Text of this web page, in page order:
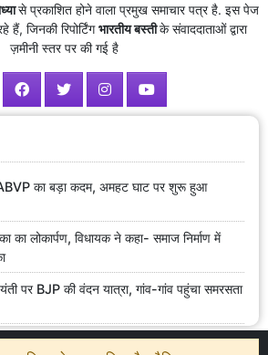
से प्रकाशित होने वाला प्रमुख समाचार पत्र है. इस पेज
जिनकी रिपोर्टिंगभारतीय बस्तीके संवाददाताओं द्वारा
ज़मीनी स्तर पर की गई है
ABVP का बड़ा कदम, अमहट घाट पर शुरू हुआ
का लोकार्पण, विधायक ने कहा- समाज निर्माण में
पर BJP की वंदन यात्रा, गांव-गांव पहुंचा समरसता